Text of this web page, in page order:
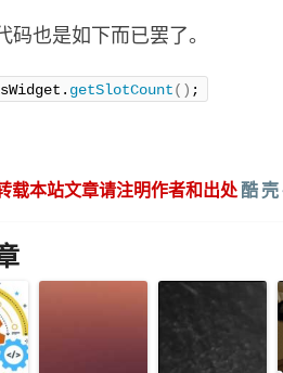
码也是如下而已罢了。
getSlotCount() ;
转载本站文章请注明作者和出处酷 壳